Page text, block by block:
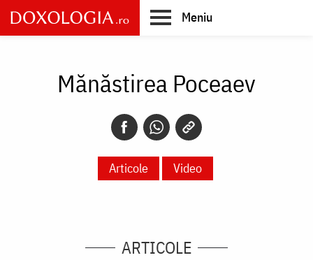
Skip
to
main
Meniu
Mănăstirea Poceaev
Articole Video
ARTICOLE